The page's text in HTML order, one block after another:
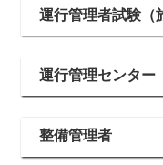
運行管理者試験（
運行管理センター
整備管理者